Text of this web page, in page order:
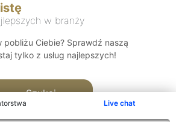
Live chat
w branży
pobliżu Ciebie? Sprawdź naszą
tylko z usług najlepszych!
Szukaj